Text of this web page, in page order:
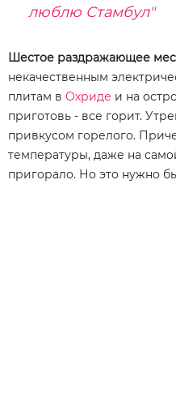
люблю Стамбул"
Шестое раздражающее
некачественным
плитам в Охриде и на
приготовь - все горит.
привкусом горелого.
температуры, даже на
пригорало. Но это нужно